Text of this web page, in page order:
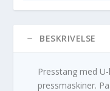
BESKRIVELSE
Presstang med
pressmaskiner.